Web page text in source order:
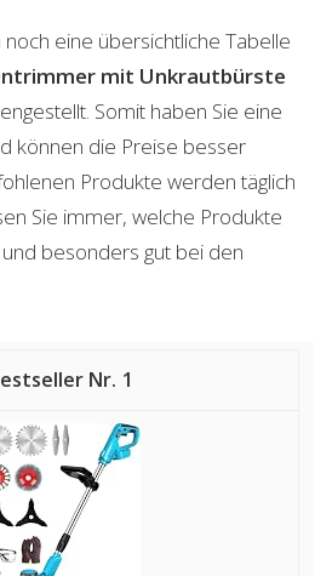
eine übersichtliche Tabelle
mit Unkrautbürste
Somit haben Sie eine
können die Preise besser
Produkte werden täglich
Sie immer, welche Produkte
besonders gut bei den
1